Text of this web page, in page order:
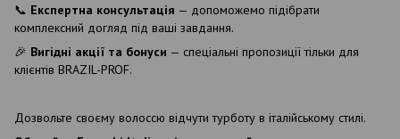
📞 Експертна консультація — допоможемо підібрати
комплексний догляд під ваші завдання.
🎉 Вигідні акції та бонуси — спеціальні пропозиції тільки для
клієнтів BRAZIL-PROF.
Дозвольте своєму волоссю відчути турботу в італійському стилі.